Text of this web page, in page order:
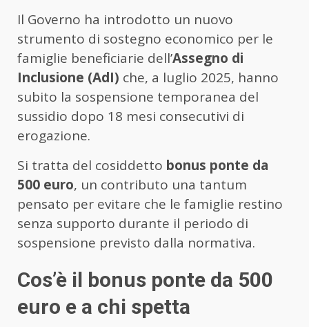
Il Governo ha introdotto un nuovo
strumento di sostegno economico per le
famiglie beneficiarie dell’Assegno di
Inclusione (AdI) che, a luglio 2025, hanno
subito la sospensione temporanea del
sussidio dopo 18 mesi consecutivi di
erogazione.
Si tratta del cosiddetto bonus ponte da
500 euro, un contributo una tantum
pensato per evitare che le famiglie restino
senza supporto durante il periodo di
sospensione previsto dalla normativa.
Cos’è il bonus ponte da 500
euro e a chi spetta